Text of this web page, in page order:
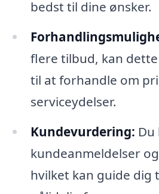
bedst til dine ønsker.
flere tilbud, kan
til at forhandle om
serviceydelser.
Kundevurdering:
kundeanmeldelser
hvilket kan guide dig